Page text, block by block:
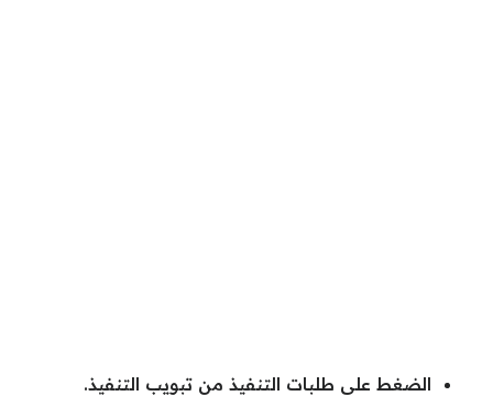
الضغط على طلبات التنفيذ من تبويب التنفيذ.